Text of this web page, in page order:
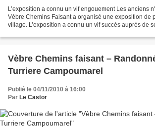
L’exposition a connu un vif engouement Les anciens
Vèbre Chemins Faisant a organisé une exposition de
village. L’exposition a connu un vif succès auprès de
Vèbre Chemins faisant –
Turriere Campoumarel
Publié le 04/11/2010 à 16:00
Par Le Castor